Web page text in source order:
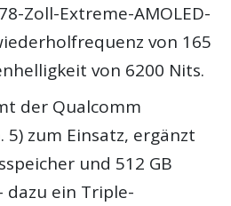
Zoll-Extreme-AMOLED-
von 165
von 6200 Nits.
der Qualcomm
5) zum Einsatz, ergänzt
und 512 GB
dazu ein Triple-